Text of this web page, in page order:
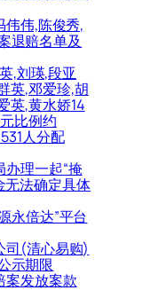
伟伟,陈俊秀,
退赔名单及
,刘瑛,段亚
英,邓爱珍,胡
英,黄水娇14
比例约
人分配
理一起“掩
无法确定具体
永倍达”平台
司(清心易购)
示期限
案发放案款